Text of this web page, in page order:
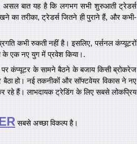
असल बात यह है कि लगभग सभी शुरुआती ट्रेडर्स
का तरीका, ट्रेडर्स जितने ही पुराने हैं, और कभी-
कभी रुकती नहीं है। इसलिए, पर्सनल कंप्यूटरों
के एक नए युग में प्रवेश किया।.
कंप्यूटर के सामने बैठने के बजाय किसी ब्रोकरेज
हो। नई तकनीकों और सॉफ्टवेयर विकास ने नए
रहे हैं। लाभदायक ट्रेडिंग के लिए सबसे लोकप्रिय
सबसे अच्छा विकल्प है।